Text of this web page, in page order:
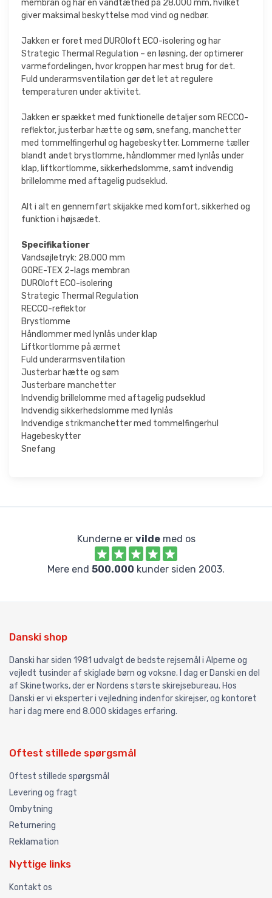
membran og har en vandtæthed på 28.000 mm, hvilket
giver maksimal beskyttelse mod vind og nedbør.
Jakken er foret med DUROloft ECO-isolering og har
Strategic Thermal Regulation – en løsning, der optimerer
varmefordelingen, hvor kroppen har mest brug for det.
Fuld underarmsventilation gør det let at regulere
temperaturen under aktivitet.
Jakken er spækket med funktionelle detaljer som RECCO-
reflektor, justerbar hætte og søm, snefang, manchetter
med tommelfingerhul og hagebeskytter. Lommerne tæller
blandt andet brystlomme, håndlommer med lynlås under
klap, liftkortlomme, sikkerhedslomme, samt indvendig
brillelomme med aftagelig pudseklud.
Alt i alt en gennemført skijakke med komfort, sikkerhed og
funktion i højsædet.
Specifikationer
Vandsøjletryk: 28.000 mm
GORE-TEX 2-lags membran
DUROloft ECO-isolering
Strategic Thermal Regulation
RECCO-reflektor
Brystlomme
Håndlommer med lynlås under klap
Liftkortlomme på ærmet
Fuld underarmsventilation
Justerbar hætte og søm
Justerbare manchetter
Indvendig brillelomme med aftagelig pudseklud
Indvendig sikkerhedslomme med lynlås
Indvendige strikmanchetter med tommelfingerhul
Hagebeskytter
Snefang
Kunderne er vildemed os
Mere end 500.000 kunder siden 2003.
Danski shop
Danski har siden 1981 udvalgt de bedste rejsemål i Alperne og
vejledt tusinder af skiglade børn og voksne. I dag er Danski en del
af Skinetworks, der er Nordens største skirejsebureau. Hos
Danski er vi eksperter i vejledning indenfor skirejser, og kontoret
har i dag mere end 8.000 skidages erfaring.
Oftest stillede spørgsmål
Oftest stillede spørgsmål
Levering og fragt
Ombytning
Returnering
Reklamation
Nyttige links
Kontakt os